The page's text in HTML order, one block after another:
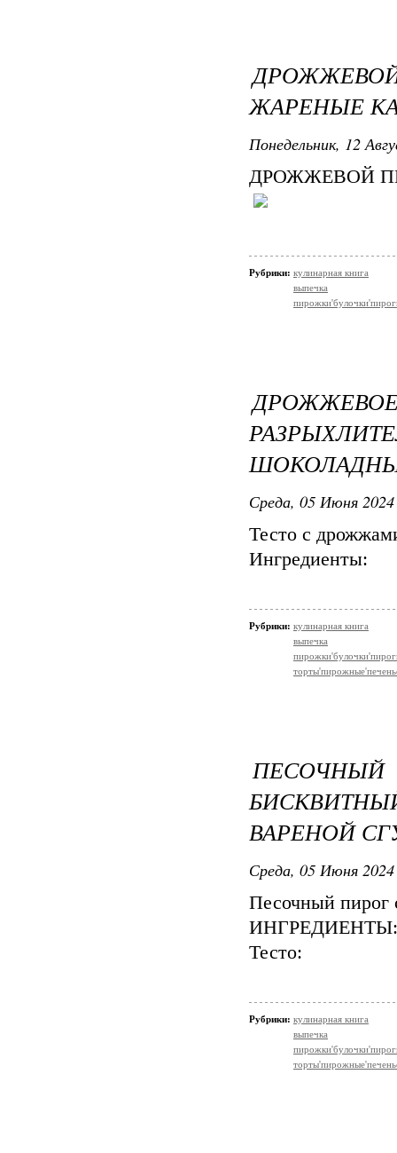
ЖАРЕНЫЕ
Понедельник, 12
ДРОЖЖЕВОЙ
Рубрики: кулинарная книга
выпечка
Среда, 05 Июня
Тесто с
Ингредиенты:
Рубрики: кулинарная книга
выпечка
ВАРЕНОЙ
Среда, 05 Июня
Песочный пирог
ИНГРЕДИЕНТЫ:
Тесто:
Рубрики: кулинарная книга
выпечка